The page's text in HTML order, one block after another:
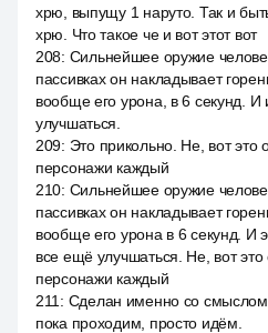
хрю, выпущу 1 наруто. Так и
хрю. Что такое че и вот этот вот
208: Сильнейшее оружие
пассивках он накладывает
вообще его урона, в 6 секунд.
улучшаться.
209: Это прикольно. Не, вот это
персонажи каждый
210: Сильнейшее оружие
пассивках он накладывает
вообще его урона в 6 секунд. И
все ещё улучшаться. Не, вот это
персонажи каждый
211 : Сделан именно со
пока проходим, просто идём.